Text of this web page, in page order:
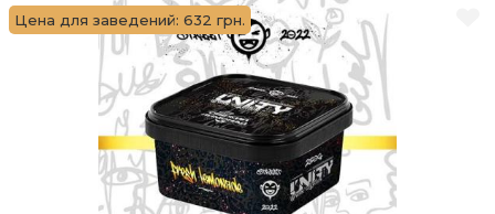
Цена для заведений: 632 грн.